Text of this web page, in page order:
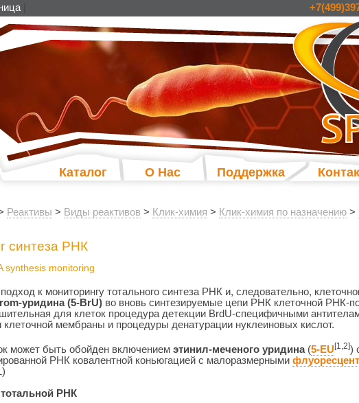
Каталог О Нас Поддержка
Реактивы > Виды реактивов > Клик-химия > Клик-химия по назначению >
синтеза РНК
synthesis monitoring
к мониторингу тотального синтеза РНК и, следовательно,
уридина (5-BrU) во вновь синтезируемые цепи РНК клеточной РНК-
для клеток процедура детекции BrdU-специфичными
клеточной мембраны и процедуры денатурации нуклеиновых кислот.
может быть обойден включением этинил-меченого уридина(5-EU [1,2])
РНК ковалентной коньюгацией с малоразмерными
РНК